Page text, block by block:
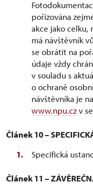
pořizována
akce jako
má návštěvník
se obrátit na
údaje vždy
v souladu s
o ochraně
návštěvníka je
www.npu.czv
Článek 10 –
Specifická
Článek 11 –